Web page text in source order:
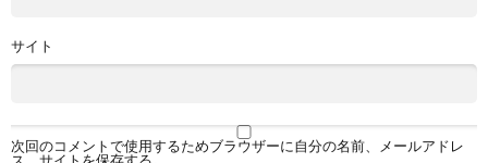
サイト
次回のコメントで使用するためブラウザーに自分の名前、メールアドレ